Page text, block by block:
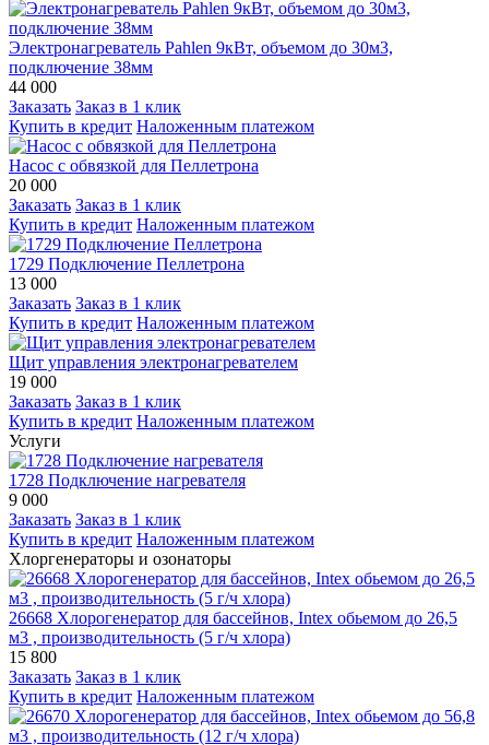
Электронагреватель Pahlen 9кВт, объемом до 30м3,
подключение 38мм
44 000
Заказать Заказ в 1 клик
Купить в кредит Наложенным платежом
Насос с обвязкой для Пеллетрона
20 000
Заказать Заказ в 1 клик
Купить в кредит Наложенным платежом
1729 Подключение Пеллетрона
13 000
Заказать Заказ в 1 клик
Купить в кредит Наложенным платежом
Щит управления электронагревателем
19 000
Заказать Заказ в 1 клик
Купить в кредит Наложенным платежом
Услуги
1728 Подключение нагревателя
9 000
Заказать Заказ в 1 клик
Купить в кредит Наложенным платежом
Хлоргенераторы и озонаторы
26668 Хлорогенератор для бассейнов, Intex обьемом до 26,5
м3 , производительность (5 г/ч хлора)
15 800
Заказать Заказ в 1 клик
Купить в кредит Наложенным платежом